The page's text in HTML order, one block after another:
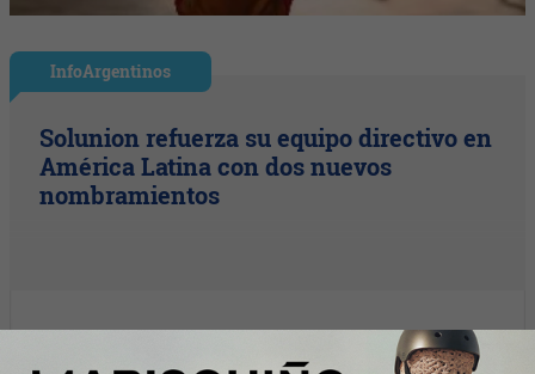
InfoArgentinos
Solunion refuerza su equipo directivo en
América Latina con dos nuevos
nombramientos